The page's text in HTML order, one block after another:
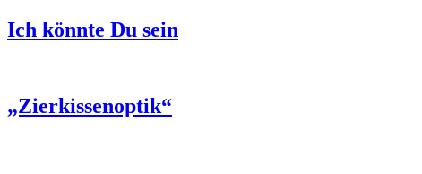
Ich könnte Du sein
„Zierkissenoptik“